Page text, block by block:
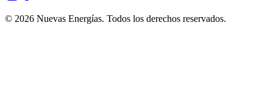
© 2026 Nuevas Energías. Todos los derechos reservados.